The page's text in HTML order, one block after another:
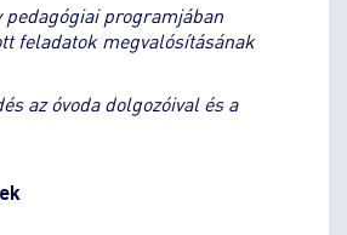
pedagógiai programjában
feladatok megvalósításának
az óvoda dolgozóival és a